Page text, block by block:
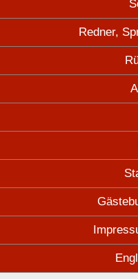
Redner,